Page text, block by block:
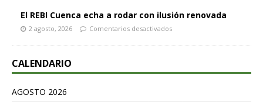
El REBI Cuenca echa a rodar con ilusión renovada
2 agosto, 2026 Comentarios desactivados
CALENDARIO
AGOSTO 2026